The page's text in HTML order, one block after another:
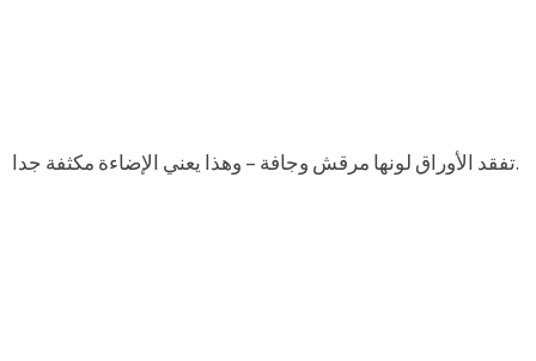
تفقد الأوراق لونها مرقش وجافة – وهذا يعني الإضاءة مكثفة جدا.